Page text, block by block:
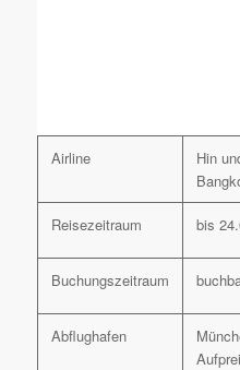
Airline
Hin
Reisezeitraum bis
Buchungszeitraum
Abflughafen